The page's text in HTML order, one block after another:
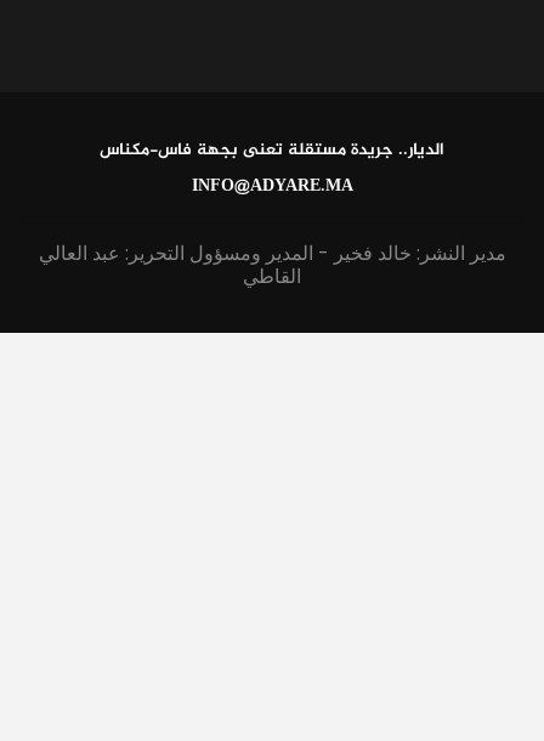
الديار.. جريدة مستقلة تعنى بجهة فاس-مكناس
INFO@ADYARE.MA
مدير النشر: خالد فخير - المدير ومسؤول التحرير: عبد العالي
القاطي